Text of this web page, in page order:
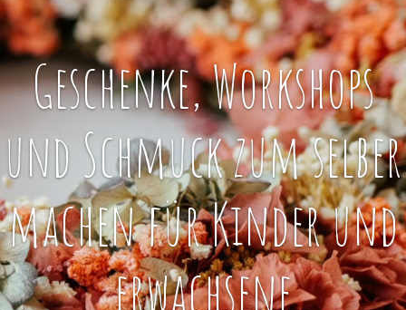
Geschenke, Workshops
und Schmuck zum selber
machen für Kinder und
erwachsene